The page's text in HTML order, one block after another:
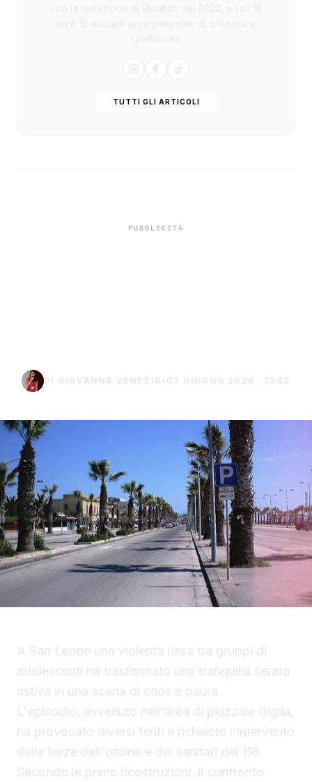
TUTTI GLI ARTICOLI
DI GIOVANNA VENEZIA • 07 GIUGNO 2026 · 13:52
A San Leone una violenta rissa tra gruppi di
adolescenti ha trasformato una tranquilla serata
estiva in una scena di caos e paura.
L'episodio, avvenuto nell'area di piazzale Giglia,
ha provocato diversi feriti e richiesto l'intervento
delle forze dell'ordine e dei sanitari del 118.
Secondo le prime ricostruzioni, il confronto